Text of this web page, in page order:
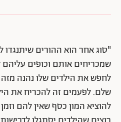
"סוג אחר הוא ההורים שיתנגדו
שמכריחים אותם וכופים עליהם
לחפש את הילדים שלו נהנה
שלם. לפעמים זה להכריח את
להוציא המון כסף שאין להם